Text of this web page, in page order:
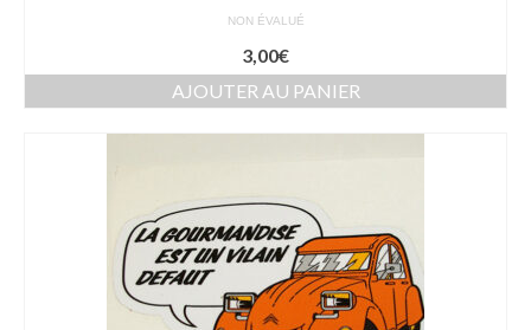
NON ÉVALUÉ
3,00€
AJOUTER AU PANIER